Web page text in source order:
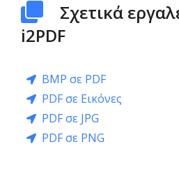
Σχετικά
i2PDF
BMP σε PDF
PDF σε Εικόνες
PDF σε JPG
PDF σε PNG